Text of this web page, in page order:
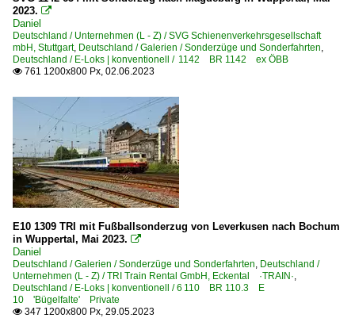
2023. 
Daniel
Deutschland / Unternehmen (L - Z) / SVG Schienenverkehrsgesellschaft
mbH, Stuttgart, Deutschland / Galerien / Sonderzüge und Sonderfahrten,
Deutschland / E-Loks | konventionell / 1142 BR 1142 ex ÖBB
 761 1200x800 Px, 02.06.2023
E10 1309 TRI mit Fußballsonderzug von Leverkusen nach Bochum
in Wuppertal, Mai 2023. 
Daniel
Deutschland / Galerien / Sonderzüge und Sonderfahrten, Deutschland /
Unternehmen (L - Z) / TRI Train Rental GmbH, Eckental ·TRAIN·,
Deutschland / E-Loks | konventionell / 6 110 BR 110.3 E
10 'Bügelfalte' Private
 347 1200x800 Px, 29.05.2023